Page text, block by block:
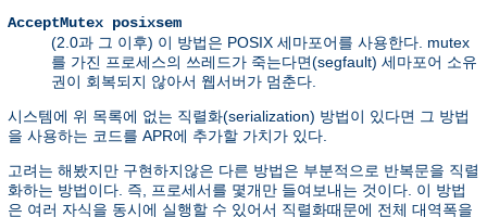
AcceptMutex posixsem
(2.0과 그 이후) 이 방법은 POSIX 세마포어를 사용한다. mutex
를 가진 프로세스의 쓰레드가 죽는다면(segfault) 세마포어 소유
권이 회복되지 않아서 웹서버가 멈춘다.
시스템에 위 목록에 없는 직렬화(serialization) 방법이 있다면 그 방법
을 사용하는 코드를 APR에 추가할 가치가 있다.
고려는 해봤지만 구현하지않은 다른 방법은 부분적으로 반복문을 직렬
화하는 방법이다. 즉, 프로세서를 몇개만 들여보내는 것이다. 이 방법
은 여러 자식을 동시에 실행할 수 있어서 직렬화때문에 전체 대역폭을